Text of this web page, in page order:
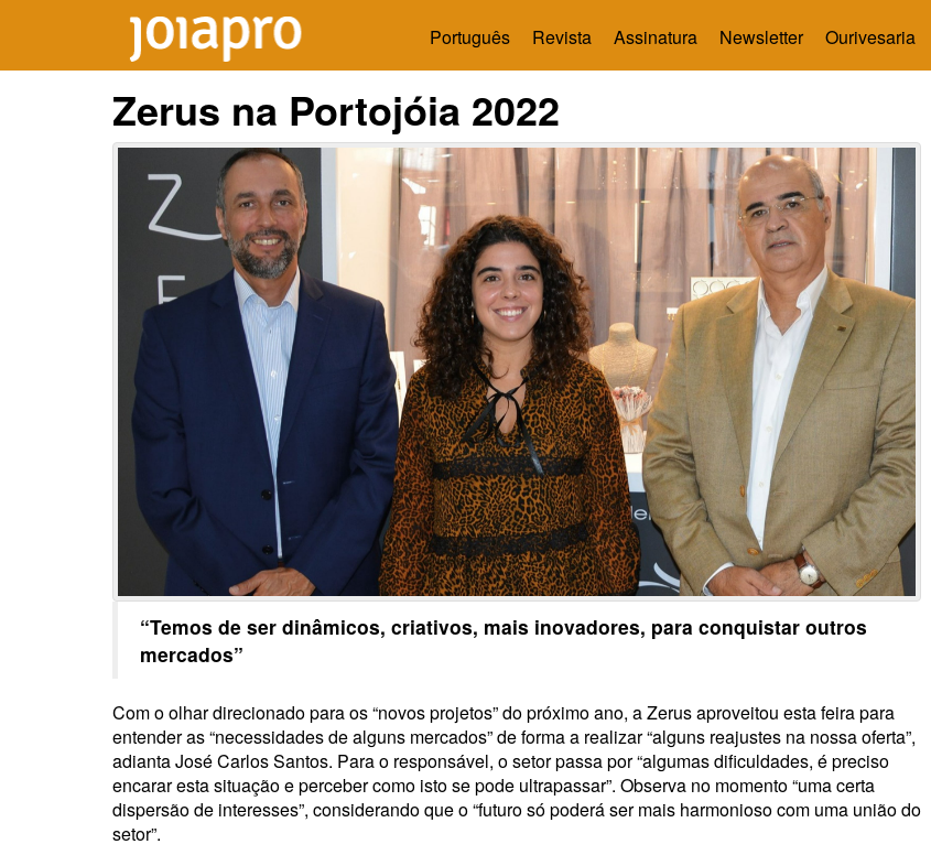
Português Revista Assinatura Newsletter Ourivesaria
Zerus na Portojóia 2022
“Temos de ser dinâmicos, criativos, mais inovadores, para conquistar outros
mercados”
Com o olhar direcionado para os “novos projetos” do próximo ano, a Zerus aproveitou esta feira para
entender as “necessidades de alguns mercados” de forma a realizar “alguns reajustes na nossa oferta”,
adianta José Carlos Santos. Para o responsável, o setor passa por “algumas dificuldades, é preciso
encarar esta situação e perceber como isto se pode ultrapassar”. Observa no momento “uma certa
dispersão de interesses”, considerando que o “futuro só poderá ser mais harmonioso com uma união do
setor”.